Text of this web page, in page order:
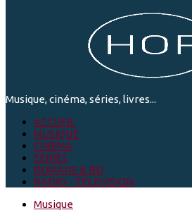
Musique, cinéma, séries, livres...
ACCUEIL
MUSIQUE
CINEMA
SÉRIES
ROMANS & BD
RADIO - TELEVISION
Musique